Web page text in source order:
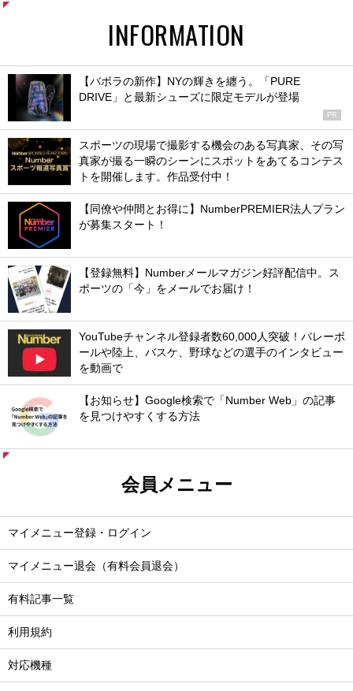
INFORMATION
【バボラの新作】NYの輝きを纏う。「PURE
DRIVE」と最新シューズに限定モデルが登場
PR
スポーツの現場で撮影する機会のある写真家、その写
真家が撮る一瞬のシーンにスポットをあてるコンテス
トを開催します。作品受付中！
【同僚や仲間とお得に】NumberPREMIER法人プラン
が募集スタート！
【登録無料】Numberメールマガジン好評配信中。ス
ポーツの「今」をメールでお届け！
YouTubeチャンネル登録者数60,000人突破！バレーボ
ールや陸上、バスケ、野球などの選手のインタビュー
を動画で
【お知らせ】Google検索で「Number Web」の記事
を見つけやすくする方法
会員メニュー
マイメニュー登録・ログイン
マイメニュー退会（有料会員退会）
有料記事一覧
利用規約
対応機種